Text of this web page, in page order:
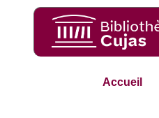
Accueil